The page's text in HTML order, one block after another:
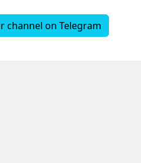
channel on Telegram